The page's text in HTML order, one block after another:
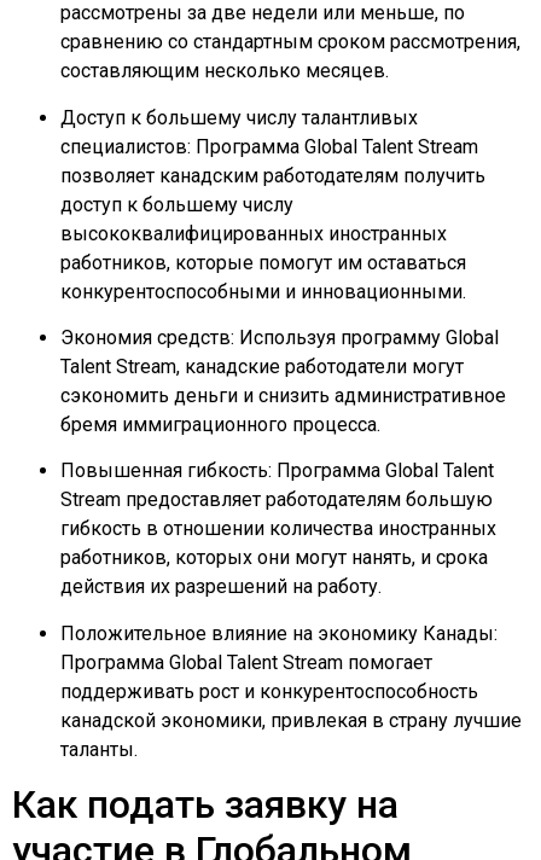
рассмотрены за две недели или меньше, по
сравнению со стандартным сроком рассмотрения,
составляющим несколько месяцев.
Доступ к большему числу талантливых
специалистов: Программа Global Talent Stream
позволяет канадским работодателям получить
доступ к большему числу
высококвалифицированных иностранных
работников, которые помогут им оставаться
конкурентоспособными и инновационными.
Экономия средств: Используя программу Global
Talent Stream, канадские работодатели могут
сэкономить деньги и снизить административное
бремя иммиграционного процесса.
Повышенная гибкость: Программа Global Talent
Stream предоставляет работодателям большую
гибкость в отношении количества иностранных
работников, которых они могут нанять, и срока
действия их разрешений на работу.
Положительное влияние на экономику Канады:
Программа Global Talent Stream помогает
поддерживать рост и конкурентоспособность
канадской экономики, привлекая в страну лучшие
таланты.
Как подать заявку на
участие в Глобальном